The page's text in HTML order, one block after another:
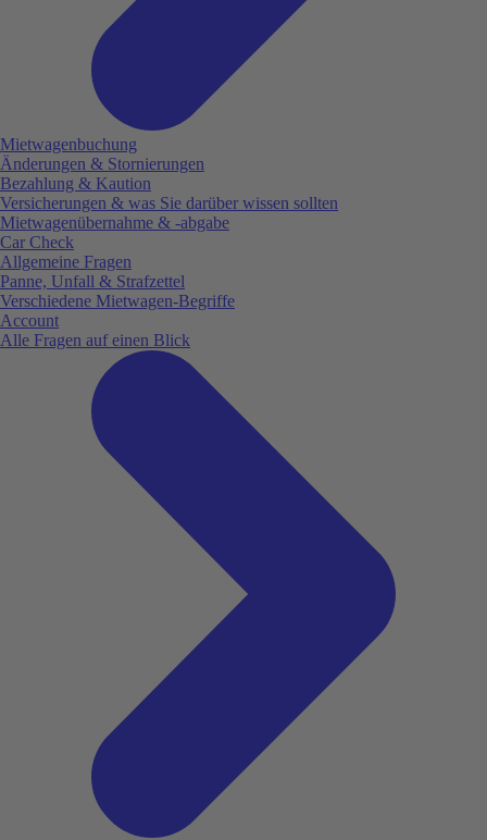
Mietwagenbuchung
Änderungen & Stornierungen
Bezahlung & Kaution
Versicherungen & was Sie darüber wissen sollten
Mietwagenübernahme & -abgabe
Car Check
Allgemeine Fragen
Panne, Unfall & Strafzettel
Verschiedene Mietwagen-Begriffe
Account
Alle Fragen auf einen Blick